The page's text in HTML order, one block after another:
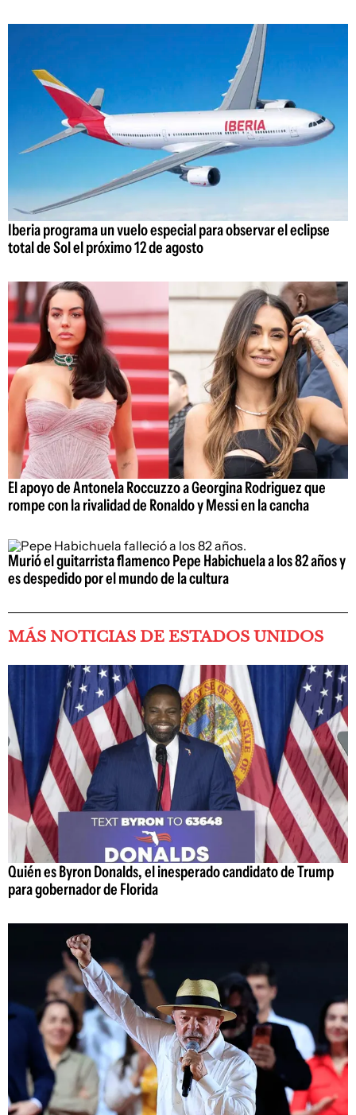
Iberia programa un vuelo especial para observar el eclipse
total de Sol el próximo 12 de agosto
El apoyo de Antonela Roccuzzo a Georgina Rodriguez que
rompe con la rivalidad de Ronaldo y Messi en la cancha
Murió el guitarrista flamenco Pepe Habichuela a los 82 años y
es despedido por el mundo de la cultura
MÁS NOTICIAS DE ESTADOS UNIDOS
Quién es Byron Donalds, el inesperado candidato de Trump
para gobernador de Florida